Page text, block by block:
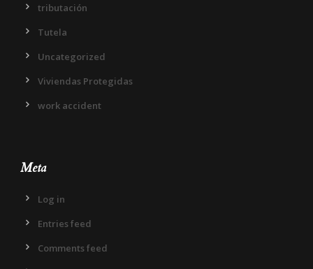
tributación
Tutela
Uncategorized
Viviendas Protegidas
work accident
Meta
Log in
Entries feed
Comments feed